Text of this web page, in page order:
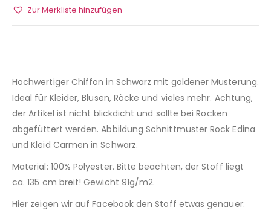
Zur Merkliste hinzufügen
Hochwertiger Chiffon in Schwarz mit goldener Musterung.
Ideal für Kleider, Blusen, Röcke und vieles mehr. Achtung,
der Artikel ist nicht blickdicht und sollte bei Röcken
abgefüttert werden. Abbildung Schnittmuster Rock Edina
und Kleid Carmen in Schwarz.
Material: 100% Polyester. Bitte beachten, der Stoff liegt
ca. 135 cm breit! Gewicht 91g/m2.
Hier zeigen wir auf Facebook den Stoff etwas genauer: